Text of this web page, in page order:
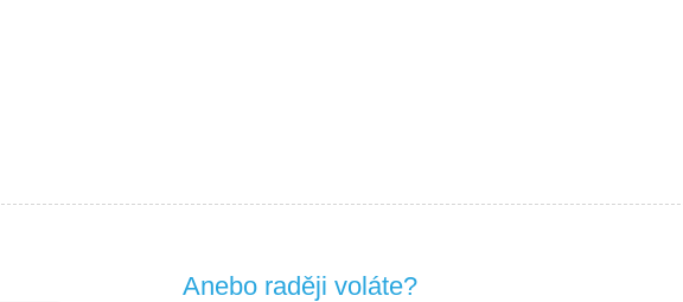
Anebo raději voláte?